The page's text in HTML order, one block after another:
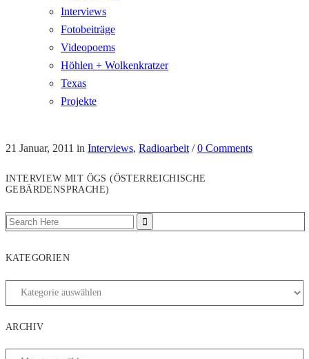
Interviews
Fotobeiträge
Videopoems
Höhlen + Wolkenkratzer
Texas
Projekte
21 Januar, 2011 in Interviews, Radioarbeit /0 Comments
INTERVIEW MIT ÖGS (ÖSTERREICHISCHE
GEBÄRDENSPRACHE)
KATEGORIEN
ARCHIV